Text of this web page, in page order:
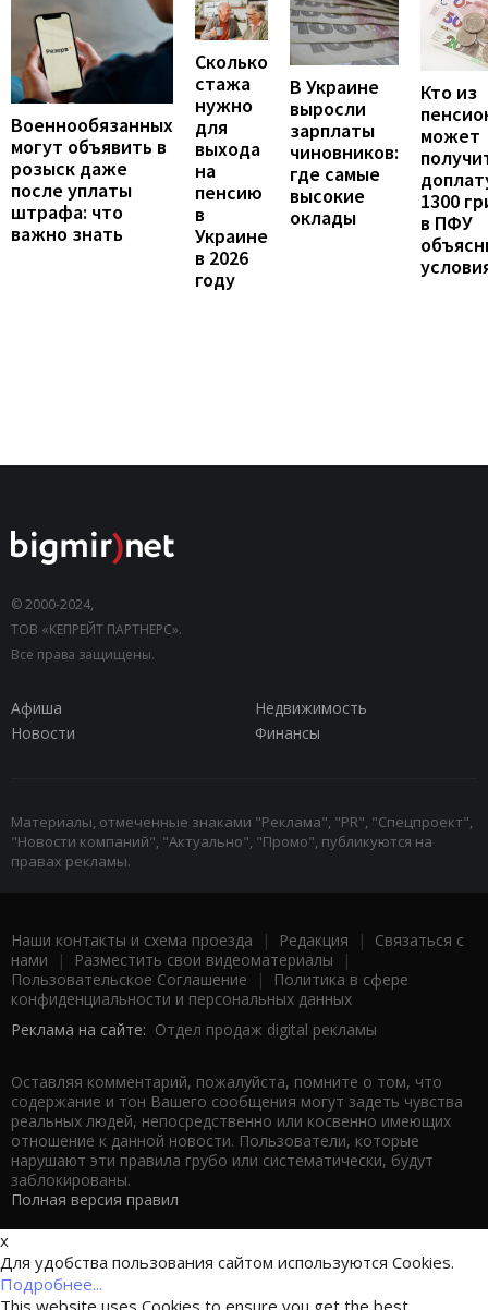
Военнообязанных
могут объявить в
розыск даже
после уплаты
штрафа: что
важно знать
Сколько
стажа
нужно
для
выхода
на
пенсию
в
Украине
в 2026
году
В Украине
выросли
зарплаты
чиновников:
где самые
высокие
оклады
Кто из
может
1300
в ПФУ
© 2000-2024,
ТОВ «КЕПРЕЙТ ПАРТНЕРС».
Все права защищены.
Афиша
Недвижимость
Новости
Финансы
Материалы, отмеченные знаками "Реклама", "PR", "Спецпроект",
"Новости компаний", "Актуально", "Промо", публикуются на
правах рекламы.
Наши контакты и схема проезда | Редакция | Связаться с
нами | Разместить свои видеоматериалы |
Пользовательское Соглашение |
Политика в сфере
конфиденциальности и персональных данных
Реклама на сайте: Отдел продаж digital рекламы
Оставляя комментарий, пожалуйста, помните о том, что
содержание и тон Вашего сообщения могут задеть чувства
реальных людей, непосредственно или косвенно имеющих
отношение к данной новости. Пользователи, которые
нарушают эти правила грубо или систематически, будут
заблокированы.
Полная версия правил
x
Для удобства пользования сайтом используются Cookies.
Подробнее...